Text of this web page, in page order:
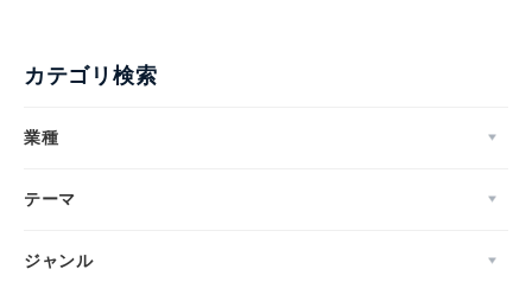
カテゴリ検索
業種
テーマ
ジャンル